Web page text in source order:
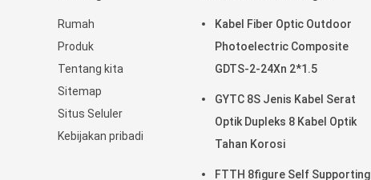
Rumah
Produk
Tentang kita
Sitemap
Situs Seluler
Kebijakan pribadi
Kabel Fiber Optic Outdoor
Photoelectric Composite
GDTS-2-24Xn 2*1.5
GYTC 8S Jenis Kabel Serat
Optik Dupleks 8 Kabel Optik
Tahan Korosi
FTTH 8figure Self Supporting